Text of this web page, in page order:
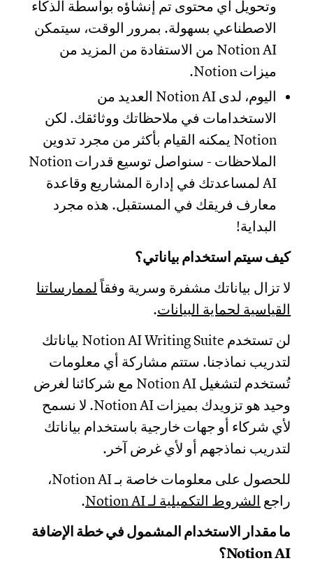
وتحويل أي محتوى تم إنشاؤه بواسطة الذكاء
الاصطناعي بسهولة. بمرور الوقت، سيتمكن
Notion AI من الاستفادة من المزيد من
ميزات Notion.
اليوم، لدى Notion AI العديد من
الاستخدامات في ملاحظاتك ووثائقك. لكن
Notion يمكنه القيام بأكثر من مجرد تدوين
الملاحظات - سنواصل توسيع قدرات Notion
AI لمساعدتك في إدارة المشاريع وقاعدة
معارف فريقك في المستقبل. هذه مجرد
البداية!
كيف سيتم استخدام بياناتي؟
لا تزال بياناتك مشفرة وسرية وفقاًلممارساتنا
القياسية لحماية البيانات.
لن تستخدم Notion AI Writing Suite بياناتك
لتدريب نماذجنا. ستتم مشاركة أي معلومات
تُستخدم لتشغيل Notion AI مع شركائنا لغرض
وحيد هو تزويدك بميزات Notion AI. لا نسمح
لأي شركاء أو جهات خارجية باستخدام بياناتك
لتدريب نماذجهم أو لأي غرض آخر.
للحصول على معلومات خاصة بـ Notion AI،
راجع الشروط التكميلية لـ Notion AI
.
ما مقدار الاستخدام المشمول في خطة الإضافة
Notion AI؟